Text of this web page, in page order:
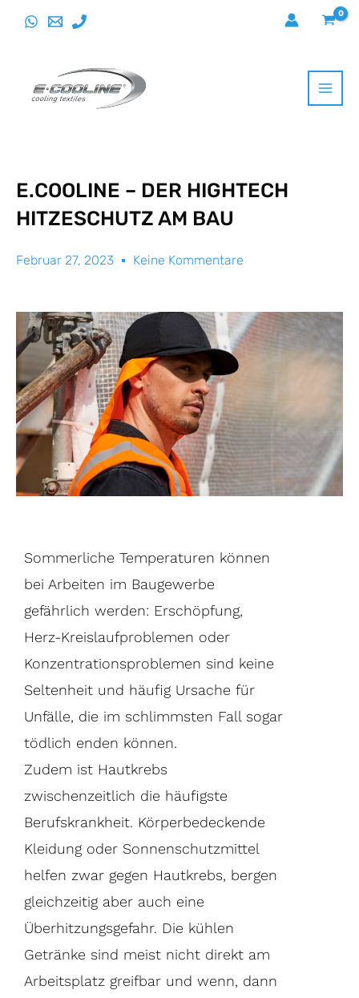
E.COOLINE – DER HIGHTECH
HITZESCHUTZ AM BAU
Februar 27, 2023 Keine Kommentare
Sommerliche Temperaturen können
bei Arbeiten im Baugewerbe
gefährlich werden: Erschöpfung,
Herz-Kreislaufproblemen oder
Konzentrationsproblemen sind keine
Seltenheit und häufig Ursache für
Unfälle, die im schlimmsten Fall sogar
tödlich enden können.
Zudem ist Hautkrebs
zwischenzeitlich die häufigste
Berufskrankheit. Körperbedeckende
Kleidung oder Sonnenschutzmittel
helfen zwar gegen Hautkrebs, bergen
gleichzeitig aber auch eine
Überhitzungsgefahr. Die kühlen
Getränke sind meist nicht direkt am
Arbeitsplatz greifbar und wenn, dann